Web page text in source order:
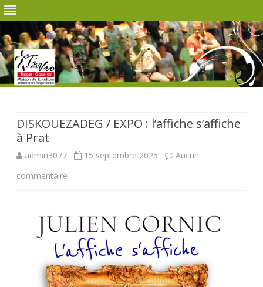
DISKOUEZADEG / EXPO : l’affiche s’affiche
à Prat
admin3077 15 septembre 2025
Aucun
commentaire
/
EXPO
:
l’affiche